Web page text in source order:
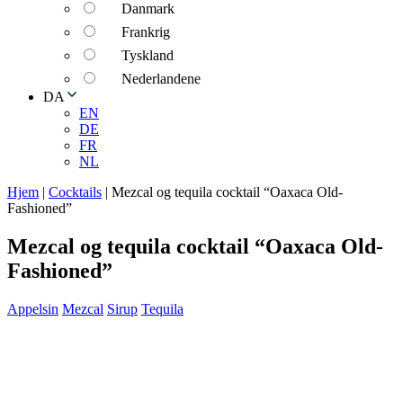
Danmark
Frankrig
Tyskland
Nederlandene
DA
EN
DE
FR
NL
Hjem | Cocktails | Mezcal og tequila cocktail “Oaxaca Old-
Fashioned”
Mezcal og tequila cocktail “Oaxaca Old-
Fashioned”
Appelsin Mezcal Sirup Tequila